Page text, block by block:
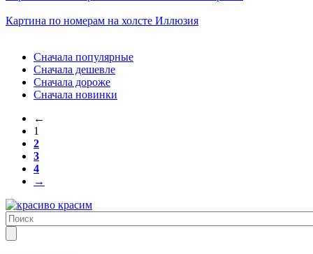
Картина по номерам на холсте Иллюзия
Сначала популярные
Сначала дешевле
Сначала дороже
Сначала новинки
←
1
2
3
4
→